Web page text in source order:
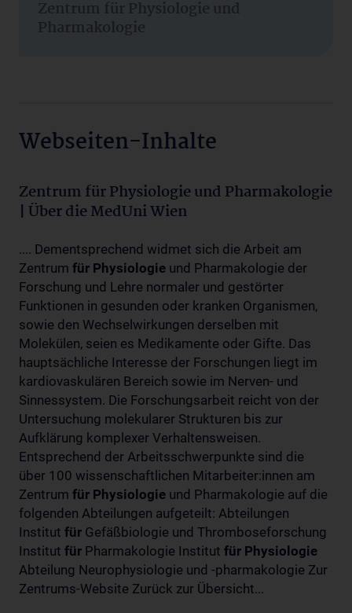
Zentrum für Physiologie und
Pharmakologie
Webseiten-Inhalte
Zentrum für Physiologie und Pharmakologie
| Über die MedUni Wien
.... Dementsprechend widmet sich die Arbeit am
Zentrum für Physiologie und Pharmakologie der
Forschung und Lehre normaler und gestörter
Funktionen in gesunden oder kranken Organismen,
sowie den Wechselwirkungen derselben mit
Molekülen, seien es Medikamente oder Gifte. Das
hauptsächliche Interesse der Forschungen liegt im
kardiovaskulären Bereich sowie im Nerven- und
Sinnessystem. Die Forschungsarbeit reicht von der
Untersuchung molekularer Strukturen bis zur
Aufklärung komplexer Verhaltensweisen.
Entsprechend der Arbeitsschwerpunkte sind die
über 100 wissenschaftlichen Mitarbeiter:innen am
Zentrum für Physiologie und Pharmakologie auf die
folgenden Abteilungen aufgeteilt: Abteilungen
Institut für Gefäßbiologie und Thromboseforschung
Institut für Pharmakologie Institut für Physiologie
Abteilung Neurophysiologie und -pharmakologie Zur
Zentrums-Website Zurück zur Übersicht...